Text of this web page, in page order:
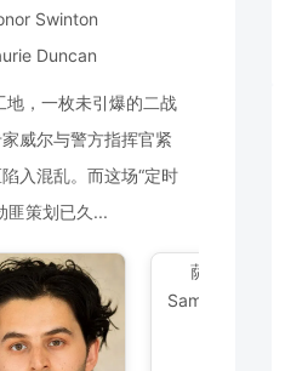
Swinton
Duncan
地，一枚未引爆的二战
威尔与警方指挥官紧
入混乱。而这场“定时
匪策划已久...
萨姆·沃辛顿
Sam